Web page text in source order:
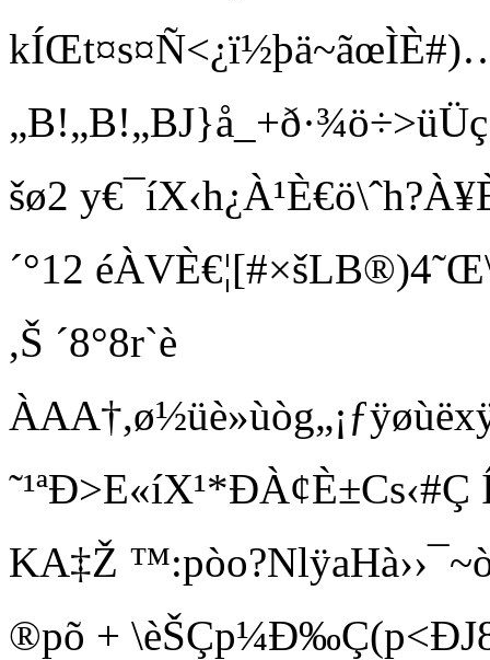
šø2 y€¯íX‹ h¿À¹È€ö\ˆ
´°12 éÀVÈ€¦[#×
,Š ´8°8r`è
ÀAA†, ø½
˜¹ªÐ>E«íX ¹*Ð
KA‡Ž ™:p
®põ + \